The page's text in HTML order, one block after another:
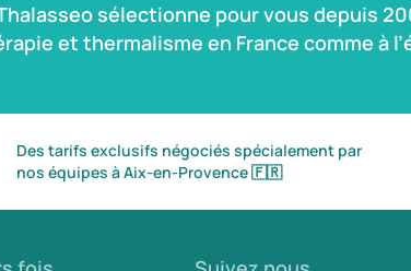
sélectionne pour vous depuis
et thermalisme en France comme à
Des tarifs exclusifs négociés spécialement par
nos équipes à Aix-en-Provence🇫🇷